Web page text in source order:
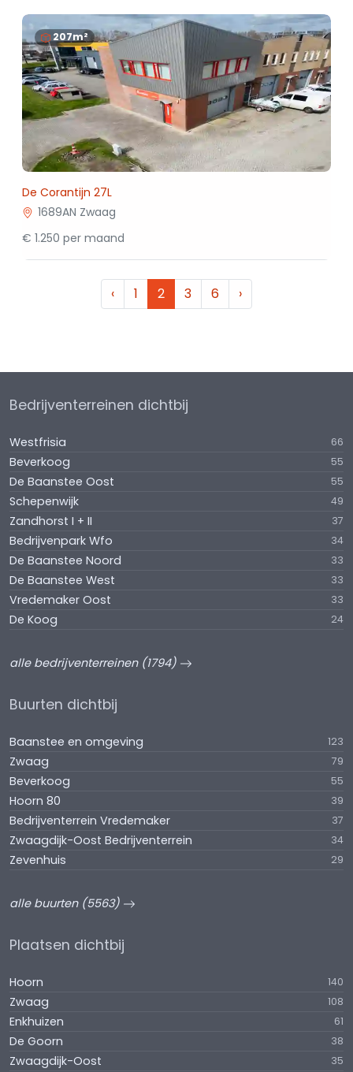
207m²
De Corantijn 27L
1689AN Zwaag
€ 1.250 per maand
‹ 1 2 3 6 ›
Bedrijventerreinen dichtbij
Westfrisia 66
Beverkoog 55
De Baanstee Oost 55
Schepenwijk 49
Zandhorst I + II 37
Bedrijvenpark Wfo 34
De Baanstee Noord 33
De Baanstee West 33
Vredemaker Oost 33
De Koog 24
alle bedrijventerreinen (1794)
Buurten dichtbij
Baanstee en omgeving 123
Zwaag 79
Beverkoog 55
Hoorn 80 39
Bedrijventerrein Vredemaker 37
Zwaagdijk-Oost Bedrijventerrein 34
Zevenhuis 29
alle buurten (5563)
Plaatsen dichtbij
Hoorn 140
Zwaag 108
Enkhuizen 61
De Goorn 38
Zwaagdijk-Oost 35